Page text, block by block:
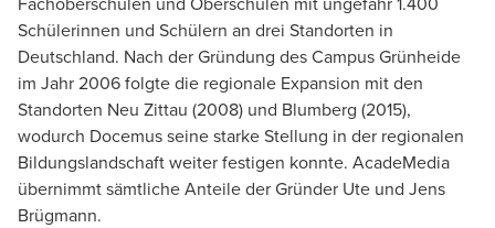
Schülerinnen und Schülern an drei Standorten in
Deutschland. Nach der Gründung des Campus Grünheide
im Jahr 2006 folgte die regionale Expansion mit den
Standorten Neu Zittau (2008) und Blumberg (2015),
wodurch Docemus seine starke Stellung in der regionalen
Bildungslandschaft weiter festigen konnte. AcadeMedia
übernimmt sämtliche Anteile der Gründer Ute und Jens
Brügmann.